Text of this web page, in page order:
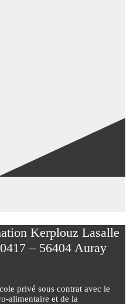
Kerplouz Lasalle
– 56404 Auray
privé sous contrat avec le
alimentaire et de la